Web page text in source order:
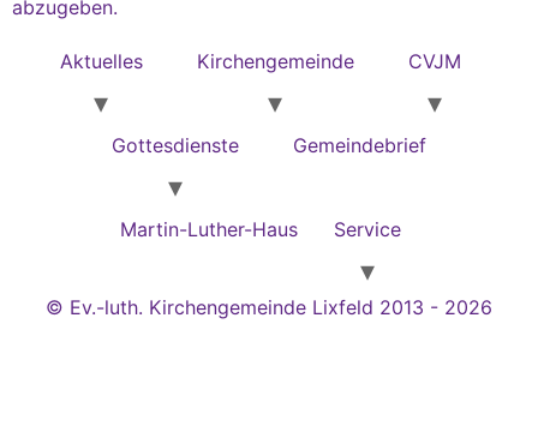
abzugeben.
Aktuelles Kirchengemeinde CVJM
Gottesdienste Gemeindebrief
Martin-Luther-Haus Service
© Ev.-luth. Kirchengemeinde Lixfeld 2013 - 2026